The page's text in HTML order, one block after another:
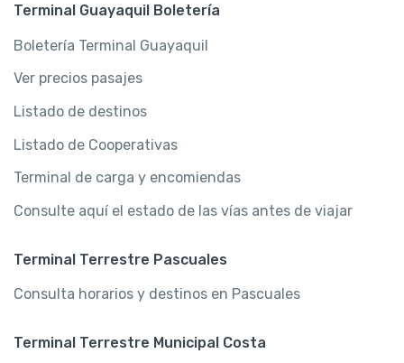
Terminal Guayaquil Boletería
Boletería Terminal Guayaquil
Ver precios pasajes
Listado de destinos
Listado de Cooperativas
Terminal de carga y encomiendas
Consulte aquí el estado de las vías antes de viajar
Terminal Terrestre Pascuales
Consulta horarios y destinos en Pascuales
Terminal Terrestre Municipal Costa